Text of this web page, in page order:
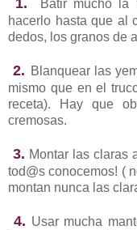
Batir mucho la
hacerlo hasta que al
dedos, los granos de
2. Blanquear las
mismo que en el
receta). Hay que
cremosas.
3. Montar las claras
tod@s conocemos! (
montan nunca las
4. Usar mucha